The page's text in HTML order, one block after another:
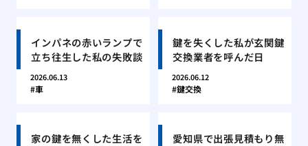
インパネの赤いランプで
立ち往生した私の失敗談
2026.06.13
車
鍵を失くした私が玄関鍵
交換業者を呼んだ日
2026.06.12
鍵交換
家の鍵を無くした生活を
愛知県で出張見積もり無